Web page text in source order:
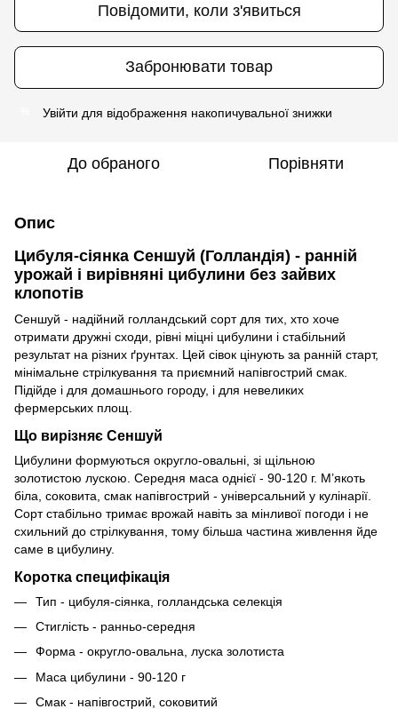
Повідомити, коли з'явиться
Забронювати товар
Увійти для відображення накопичувальної знижки
До обраного Порівняти
Опис
Цибуля-сіянка Сеншуй (Голландія) - ранній
урожай і вирівняні цибулини без зайвих
клопотів
Сеншуй - надійний голландський сорт для тих, хто хоче
отримати дружні сходи, рівні міцні цибулини і стабільний
результат на різних ґрунтах. Цей сівок цінують за ранній старт,
мінімальне стрілкування та приємний напівгострий смак.
Підійде і для домашнього городу, і для невеликих
фермерських площ.
Що вирізняє Сеншуй
Цибулини формуються округло-овальні, зі щільною
золотистою лускою. Середня маса однієї - 90-120 г. М’якоть
біла, соковита, смак напівгострий - універсальний у кулінарії.
Сорт стабільно тримає врожай навіть за мінливої погоди і не
схильний до стрілкування, тому більша частина живлення йде
саме в цибулину.
Коротка специфікація
Тип - цибуля-сіянка, голландська селекція
Стиглість - ранньо-середня
Форма - округло-овальна, луска золотиста
Маса цибулини - 90-120 г
Смак - напівгострий, соковитий